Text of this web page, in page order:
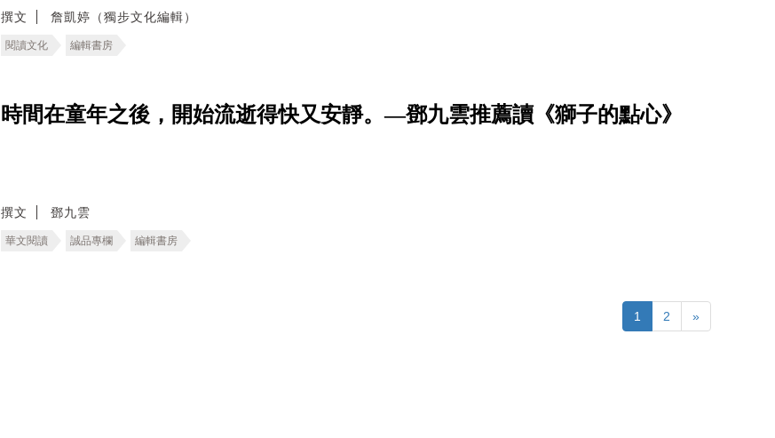
撰文 詹凱婷（獨步文化編輯）
閱讀文化 編輯書房
時間在童年之後，開始流逝得快又安靜。—鄧九雲推薦讀《獅子的點心》
撰文 鄧九雲
華文閱讀 誠品專欄 編輯書房
1 2 »